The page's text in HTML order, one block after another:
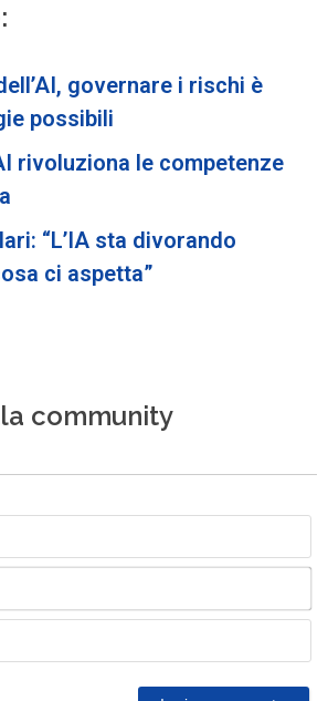
governare i rischi è
possibili
rivoluziona le competenze
“L’IA sta divorando
ci aspetta”
community